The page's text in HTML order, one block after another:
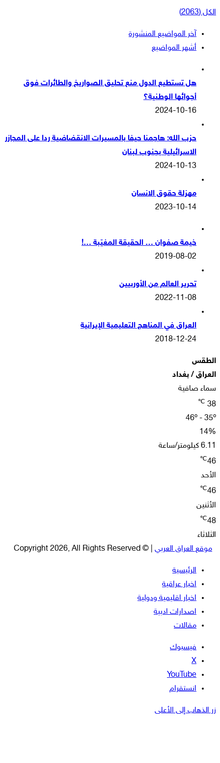
الكل (2063)
آخر المواضيع المنشورة
أشهر المواضيع
هل تستطيع الدول منع تحليق الصواريخ والطائرات فوق
أجوائها الوطنية؟
2024-10-16
حزب الله: هاجمنا حيفا بالمسيرات الانقضاضية ردا على المجازر
الاسرائيلية بجنوب لبنان
2024-10-13
مهزلة حقوق الانسان
2023-10-14
خيمة صفوان … الحقيقة المغيّبة …!
2019-08-02
تحرير العالم من الأوربيين
2022-11-08
العراق في المناهج التعليمية الإيرانية
2018-12-24
الطقس
العراق / بغداد
سماء صافية
38
℃
46º - 35º
14%
6.11 كيلومتر/ساعة
46
℃
الأحد
46
℃
الأثنين
48
℃
الثلاثاء
موقع العراق العربي | © Copyright 2026, All Rights Reserved
الرئيسية
اخبار عراقية
اخبار اقليمية ودولية
اصدارات ادبية
مقالات
فيسبوك
‫X
‫YouTube
انستقرام
زر الذهاب إلى الأعلى